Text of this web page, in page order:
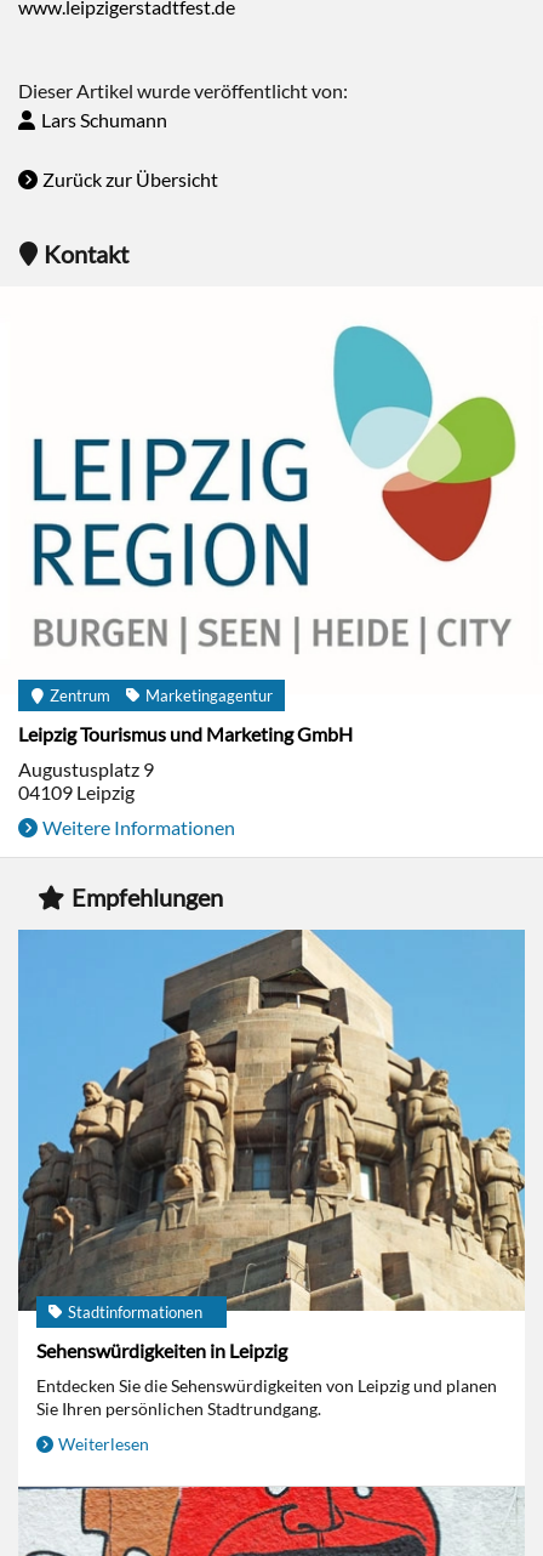
www.leipzigerstadtfest.de
Dieser Artikel wurde veröffentlicht von:
Lars Schumann
Zurück zur Übersicht
Kontakt
Zentrum Marketingagentur
Leipzig Tourismus und Marketing GmbH
Augustusplatz 9
04109 Leipzig
Weitere Informationen
Empfehlungen
Stadtinformationen
Sehenswürdigkeiten in Leipzig
Entdecken Sie die Sehenswürdigkeiten von Leipzig und planen
Sie Ihren persönlichen Stadtrundgang.
Weiterlesen